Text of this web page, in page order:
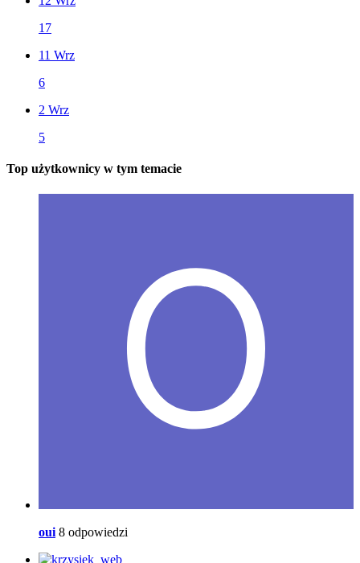
17
11 Wrz
6
2 Wrz
5
Top użytkownicy w tym temacie
oui 8 odpowiedzi